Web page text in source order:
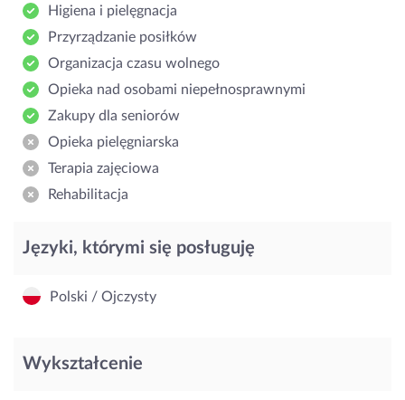
Higiena i pielęgnacja
Przyrządzanie posiłków
Organizacja czasu wolnego
Opieka nad osobami niepełnosprawnymi
Zakupy dla seniorów
Opieka pielęgniarska
Terapia zajęciowa
Rehabilitacja
Języki, którymi się posługuję
Polski / Ojczysty
Wykształcenie